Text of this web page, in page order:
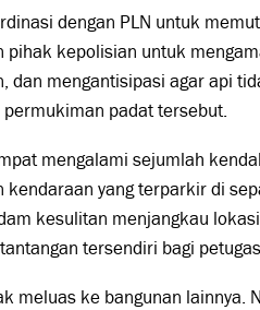
dengan PLN untuk
kepolisian untuk
dan mengantisipasi agar api
padat tersebut.
mengalami sejumlah
kendaraan yang terparkir di
kesulitan menjangkau
tersendiri bagi
meluas ke bangunan lainnya.